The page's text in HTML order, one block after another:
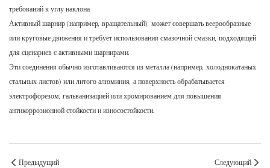
требований к углу наклона.
Активный шарнир (например, вращательный): может совершать веерообразные
или круговые движения и требует использования смазочной смазки, подходящей
для сценариев с активными шарнирами.
Эти соединения обычно изготавливаются из металла (например, холоднокатаных
стальных листов) или литого алюминия, а поверхность обрабатывается
электрофорезом, гальванизацией или хромированием для повышения
антикоррозионной стойкости и износостойкости.
Предыдущий Следующий